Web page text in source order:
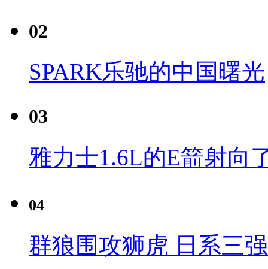
02
SPARK乐驰的中国曙光
03
雅力士1.6L的E箭射向
04
群狼围攻狮虎 日系三